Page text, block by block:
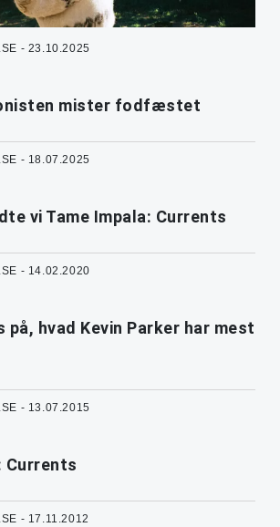
- 23.10.2025
mister fodfæstet
- 18.07.2025
vi Tame Impala: Currents
- 14.02.2020
hvad Kevin Parker har mest
- 13.07.2015
Currents
- 17.11.2012